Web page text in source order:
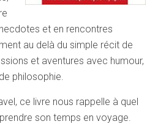
et en rencontres
au delà du simple récit de
et aventures avec humour,
philosophie.
ce livre nous rappelle à quel
son temps en voyage.